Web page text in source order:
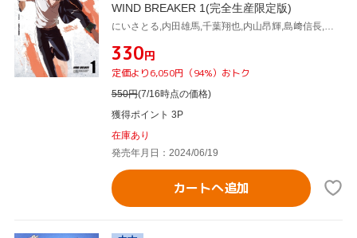
WIND BREAKER 1(完全生産限定版)
¥330円
定価より6,050円（94%）おトク
550円(7/16時点の価格)
獲得ポイント 3P
在庫あり
発売年月日：2024/06/19
カートへ追加